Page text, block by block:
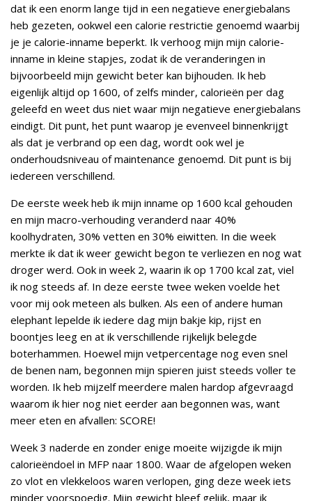
dat ik een enorm lange tijd in een negatieve energiebalans
heb gezeten, ookwel een calorie restrictie genoemd waarbij
je je calorie-inname beperkt. Ik verhoog mijn mijn calorie-
inname in kleine stapjes, zodat ik de veranderingen in
bijvoorbeeld mijn gewicht beter kan bijhouden. Ik heb
eigenlijk altijd op 1600, of zelfs minder, calorieën per dag
geleefd en weet dus niet waar mijn negatieve energiebalans
eindigt. Dit punt, het punt waarop je evenveel binnenkrijgt
als dat je verbrand op een dag, wordt ook wel je
onderhoudsniveau of maintenance genoemd. Dit punt is bij
iedereen verschillend.
De eerste week heb ik mijn inname op 1600 kcal gehouden
en mijn macro-verhouding veranderd naar 40%
koolhydraten, 30% vetten en 30% eiwitten. In die week
merkte ik dat ik weer gewicht begon te verliezen en nog wat
droger werd. Ook in week 2, waarin ik op 1700 kcal zat, viel
ik nog steeds af. In deze eerste twee weken voelde het
voor mij ook meteen als bulken. Als een of andere human
elephant lepelde ik iedere dag mijn bakje kip, rijst en
boontjes leeg en at ik verschillende rijkelijk belegde
boterhammen. Hoewel mijn vetpercentage nog even snel
de benen nam, begonnen mijn spieren juist steeds voller te
worden. Ik heb mijzelf meerdere malen hardop afgevraagd
waarom ik hier nog niet eerder aan begonnen was, want
meer eten en afvallen: SCORE!
Week 3 naderde en zonder enige moeite wijzigde ik mijn
calorieëndoel in MFP naar 1800. Waar de afgelopen weken
zo vlot en vlekkeloos waren verlopen, ging deze week iets
minder voorspoedig. Mijn gewicht bleef gelijk, maar ik